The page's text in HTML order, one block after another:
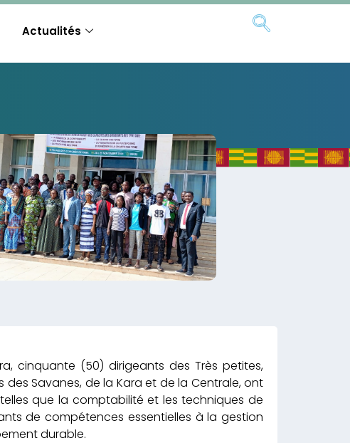
Actualités
cinquante (50) dirigeants des Très petites,
des Savanes, de la Kara et de la Centrale, ont
que la comptabilité et les techniques de
de compétences essentielles à la gestion
durable.